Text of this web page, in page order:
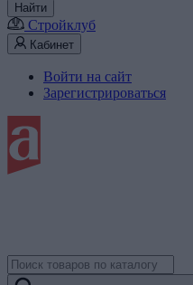
Найти
Стройклуб
Кабинет
Войти на сайт
Зарегистрироваться